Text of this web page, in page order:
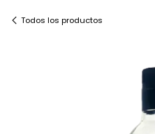
Todos los productos